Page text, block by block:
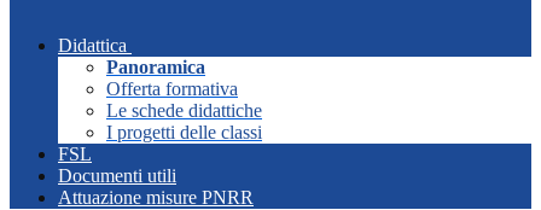
Didattica
Panoramica
Offerta formativa
Le schede didattiche
I progetti delle classi
FSL
Documenti utili
Attuazione misure PNRR